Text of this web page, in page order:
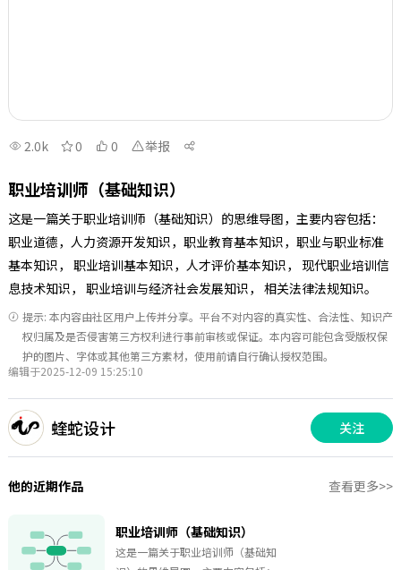
2.0k 0 0 举报
职业培训师（基础知识）
这是一篇关于职业培训师（基础知识）的思维导图，主要内容包括：
职业道德，人力资源开发知识，职业教育基本知识，职业与职业标准
基本知识， 职业培训基本知识，人才评价基本知识， 现代职业培训信
息技术知识， 职业培训与经济社会发展知识， 相关法律法规知识。
提示: 本内容由社区用户上传并分享。平台不对内容的真实性、合法性、知识产
权归属及是否侵害第三方权利进行事前审核或保证。本内容可能包含受版权保
护的图片、字体或其他第三方素材，使用前请自行确认授权范围。
编辑于2025-12-09 15:25:10
蝰蛇设计 关注
他的近期作品 查看更多>>
职业培训师（基础知识）
这是一篇关于职业培训师（基础知